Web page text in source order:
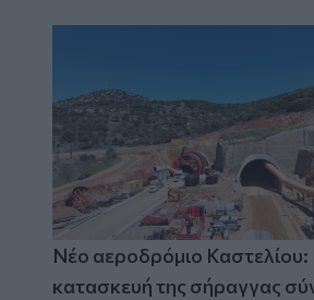
Νέο αεροδρόμιο
κατασκευή της σήραγγας